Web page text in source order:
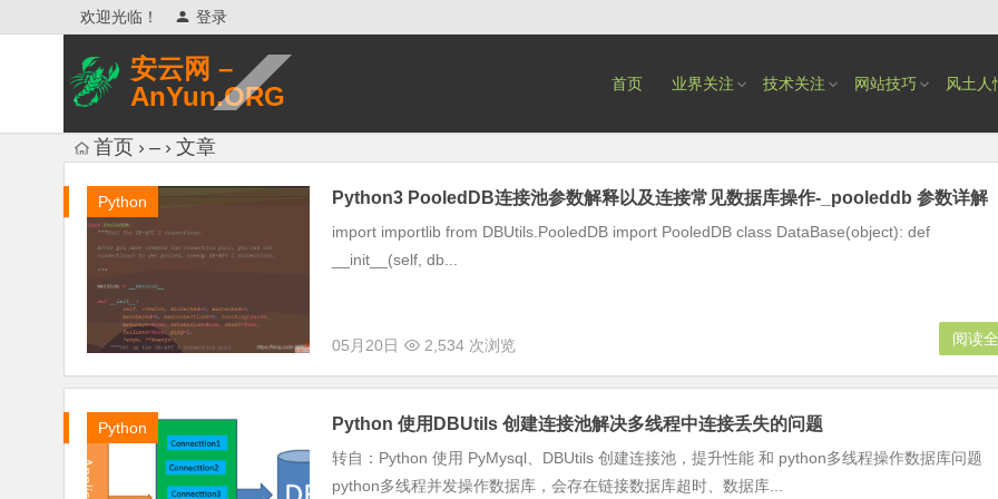
欢迎光临！ 登录
安云网 –
AnYun.ORG
网络安全研究、网络各种猎奇八卦。
首页 业界关注 技术关注 网站技巧 风土人
首页 – 文章
Python Python3 PooledDB连接池参数解释以及连接常见数据库操作-_pooleddb 参数详解
import importlib from DBUtils.PooledDB import PooledDB class DataBase(object): def
__init__(self, db...
05月20日 2,534 次浏览 阅读
Python Python 使用DBUtils 创建连接池解决多线程中连接丢失的问题
转自：Python 使用 PyMysql、DBUtils 创建连接池，提升性能 和 python多线程操作数据库问题
python多线程并发操作数据库，会存在链接数据库超时、数据库...